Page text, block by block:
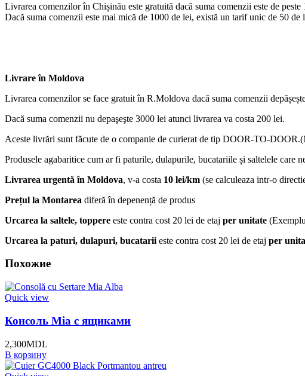
Livrarea comenzilor în Chișinău este gratuită dacă suma comenzii este de peste
Dacă suma comenzii este mai mică de 1000 de lei, există un tarif unic de 50
Livrare în Moldova
Livrarea comenzilor se face gratuit în R.Moldova dacă suma comenzii
Dacă suma comenzii nu depaşeşte 3000 lei atunci livrarea va costa 200 lei.
Aceste livrări sunt făcute de o companie de curierat de tip DOOR-TO-
Produsele agabaritice cum ar fi paturile, dulapurile, bucatariile și saltelele care
Livrarea urgentă în Moldova, v-a costa 10 lei/km (se calculeaza intr-o
Prețul la Montarea diferă în depenență de produs
Urcarea la saltele, toppere este contra cost 20 lei de etaj per unitate (Exemplu
Urcarea la paturi, dulapuri, bucatarii este contra cost 20 lei de etaj per
Похожие
Quick view
Консоль Mia с ящиками
2,300MDL
В корзину